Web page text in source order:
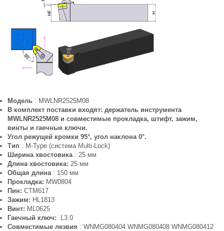
Модель : MWLNR2525M08
В комплект поставки входят: держатель инструмента
MWLNR2525M08 и совместимые прокладка, штифт, зажим,
винты и гаечные ключи.
Угол режущей кромки 95°, угол наклона 0°.
Тип : M-Type (система Multi-Lock)
Ширина хвостовика : 25 мм
Длина хвостовика: 25 мм
Общая длина : 150 мм
Прокладка: MW0804
Пин: CTM617
Зажим: HL1813
Винт: ML0625
Гаечный ключ: L3.0
Совместимые лезвия : WNMG080404 WNMG080408 WNMG080412